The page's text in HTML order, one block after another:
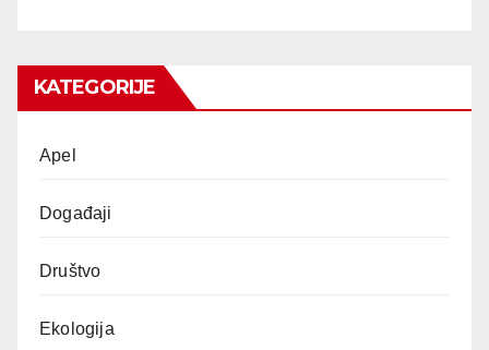
KATEGORIJE
Apel
Događaji
Društvo
Ekologija